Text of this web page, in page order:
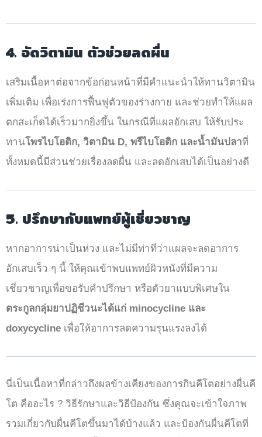
4. อัดวิตามิน ตัวช่วยลดผื่น
เสริมเนื้อหาต่อจากข้อก่อนหน้าที่มีคำแนะนำให้ทานวิตามิน
เพิ่มเติม เพื่อเร่งการฟื้นฟูตัวของร่างกาย และช่วยทำให้แผล
ตกสะเก็ดได้เร็วมากยิ่งขึ้น ในกรณีที่แผลอักเสบ ให้รับประ
ทานโพรไบโอติก, วิตามิน D, พรีไบโอติก และน้ำมันปลาที่
ทั้งหมดนี้มีส่วนช่วยเรื่องลดผื่น และลดอักเสบได้เป็นอย่างดี
5. ปรึกษากับแพทย์ผู้เชี่ยวชาญ
หากอาการน่าเป็นห่วง และไม่มีท่าทีว่าแผลจะลดอาการ
อักเสบเร็ว ๆ นี้ ให้คุณเข้าพบแพทย์ผิวหนังที่มีความ
เชี่ยวชาญเพื่อขอรับคำปรึกษา หรือตัวยาแบบพิเศษใน
ตระกูลกลุ่มยาปฏิชีวนะได้แก่ minocycline และ
doxycycline เพื่อให้อาการลดความรุนแรงลงได้
นี่เป็นเนื้อหาที่กล่าวถึงผลข้างเคียงของการกินคีโตอย่างผื่นคี
โต คืออะไร ? วิธีรักษาและวิธีป้องกัน ซึ่งคุณจะเข้าใจภาพ
รวมเกี่ยวกับผื่นคีโตขึ้นมาได้บ้างแล้ว และป้องกันผื่นคีโตที่